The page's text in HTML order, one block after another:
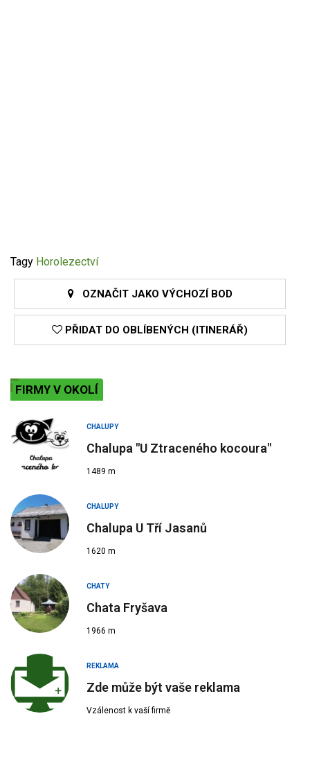
Tagy Horolezectví
OZNAČIT JAKO VÝCHOZÍ BOD
PŘIDAT DO OBLÍBENÝCH (ITINERÁŘ)
FIRMY V OKOLÍ
CHALUPY
Chalupa "U Ztraceného kocoura"
1489 m
CHALUPY
Chalupa U Tří Jasanů
1620 m
CHATY
Chata Fryšava
1966 m
REKLAMA
Zde může být vaše reklama
Vzálenost k vaší firmě